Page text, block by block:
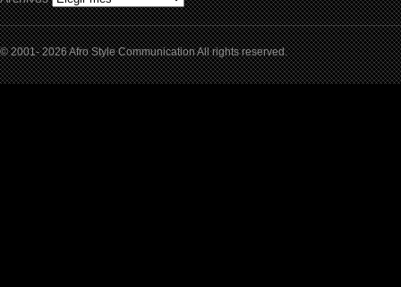
© 2001- 2026 Afro Style Communication All rights reserved.